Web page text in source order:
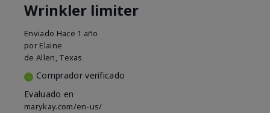
Wrinkler limiter
Enviado Hace 1 año
por Elaine
de Allen, Texas
Comprador verificado
Evaluado en
marykay.com/en-us/